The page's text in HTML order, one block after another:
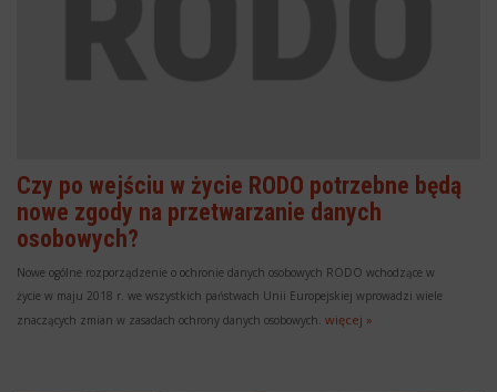
Czy po wejściu w życie RODO potrzebne będą
nowe zgody na przetwarzanie danych
osobowych?
Nowe ogólne rozporządzenie o ochronie danych osobowych RODO wchodzące w
życie w maju 2018 r. we wszystkich państwach Unii Europejskiej wprowadzi wiele
znaczących zmian w zasadach ochrony danych osobowych. więcej »